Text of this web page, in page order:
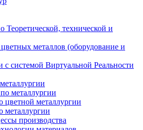
Теоретической, технической и
металлов (оборудование и
с системой Виртуальной Реальности
металлургии
цветной металлургии
металлургии
производства